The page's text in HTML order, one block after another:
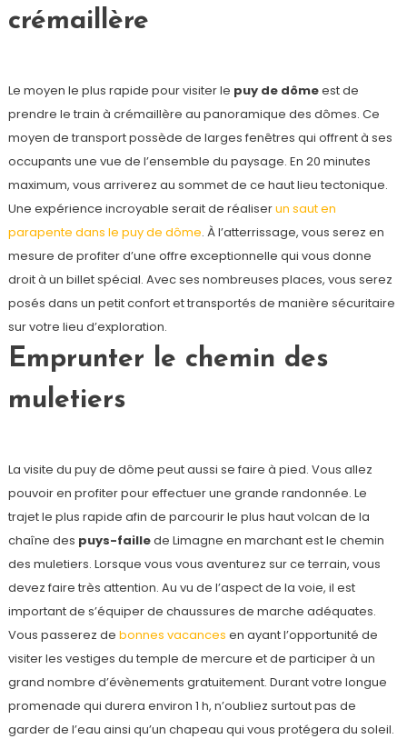
crémaillère
Le moyen le plus rapide pour visiter le puy de dômeest de
prendre le train à crémaillère au panoramique des dômes. Ce
moyen de transport possède de larges fenêtres qui offrent à ses
occupants une vue de l’ensemble du paysage. En 20 minutes
maximum, vous arriverez au sommet de ce haut lieu tectonique.
Une expérience incroyable serait de réaliserun saut en
parapente dans le puy de dôme. À l’atterrissage, vous serez en
mesure de profiter d’une offre exceptionnelle qui vous donne
droit à un billet spécial. Avec ses nombreuses places, vous serez
posés dans un petit confort et transportés de manière sécuritaire
sur votre lieu d’exploration.
Emprunter le chemin des
muletiers
La visite du puy de dôme peut aussi se faire à pied. Vous allez
pouvoir en profiter pour effectuer une grande randonnée. Le
trajet le plus rapide afin de parcourir le plus haut volcan de la
chaîne des puys-faillede Limagne en marchant est le chemin
des muletiers. Lorsque vous vous aventurez sur ce terrain, vous
devez faire très attention. Au vu de l’aspect de la voie, il est
important de s’équiper de chaussures de marche adéquates.
Vous passerez de bonnes vacances en ayant l’opportunité de
visiter les vestiges du temple de mercure et de participer à un
grand nombre d’évènements gratuitement. Durant votre longue
promenade qui durera environ 1 h, n’oubliez surtout pas de
garder de l’eau ainsi qu’un chapeau qui vous protégera du soleil.